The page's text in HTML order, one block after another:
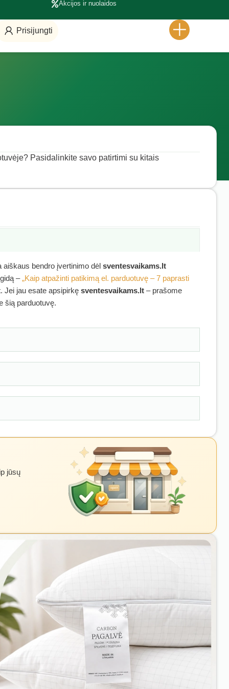
Akcijos ir nuolaidos
Prisijungti
Pasidalinkite savo patirtimi su kitais
aiškaus bendro įvertinimo dėl sventesvaikams.lt
–„Kaip atpažinti patikimą el. parduotuvę – 7 paprasti
. Jei jau esate apsipirkę sventesvaikams.lt – prašome
šią parduotuvę.
jūsų